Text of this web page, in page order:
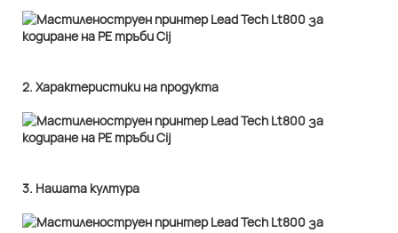
2. Характеристики на продукта
3. Нашата култура